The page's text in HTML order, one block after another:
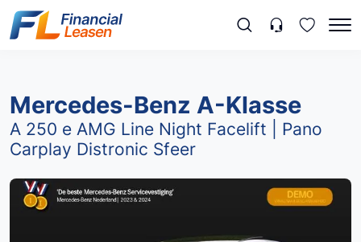
Mercedes-Benz A-Klasse
A 250 e AMG Line Night Facelift | Pano
Carplay Distronic Sfeer